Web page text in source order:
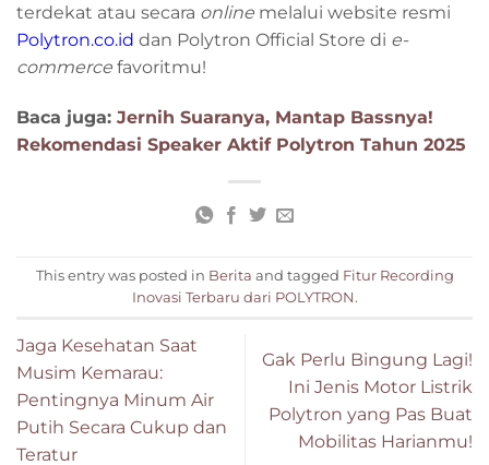
terdekat atau secara online melalui website resmi
Polytron.co.id dan Polytron Official Store di e-
commerce favoritmu!
Baca juga: Jernih Suaranya, Mantap Bassnya!
Rekomendasi Speaker Aktif Polytron Tahun 2025
This entry was posted in Berita and tagged Fitur Recording
Inovasi Terbaru dari POLYTRON .
Jaga Kesehatan Saat
Musim Kemarau:
Pentingnya Minum Air
Putih Secara Cukup dan
Teratur
Gak Perlu Bingung Lagi!
Ini Jenis Motor Listrik
Polytron yang Pas Buat
Mobilitas Harianmu!